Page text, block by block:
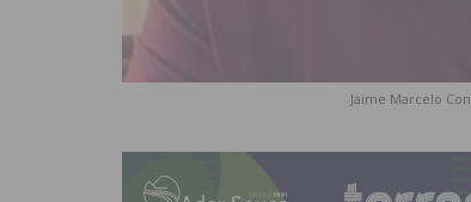
Jaime Marcelo